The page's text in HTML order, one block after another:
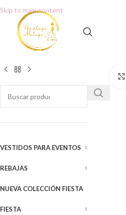
Skip to main content
VESTIDOS PARA EVENTOS
REBAJAS
NUEVA COLECCIÓN FIESTA
FIESTA